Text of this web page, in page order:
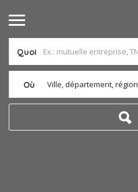
Quoi
Où Ville, département, région